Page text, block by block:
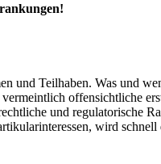
und Teilhaben. Was und
offensichtliche
und regulatorische
wird